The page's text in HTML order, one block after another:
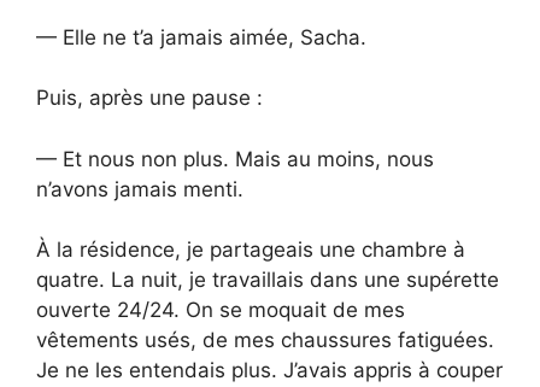
— Elle ne t’a jamais aimée, Sacha.
Puis, après une pause :
— Et nous non plus. Mais au moins, nous
n’avons jamais menti.
À la résidence, je partageais une chambre à
quatre. La nuit, je travaillais dans une supérette
ouverte 24/24. On se moquait de mes
vêtements usés, de mes chaussures fatiguées.
Je ne les entendais plus. J’avais appris à couper